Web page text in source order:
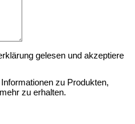
gelesen und akzeptiere
zu Produkten,
zu erhalten.